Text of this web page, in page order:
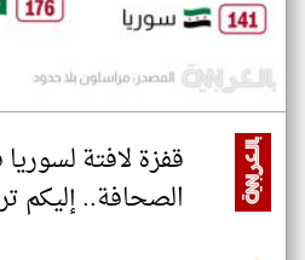
قفزة لافتة
الصحافة.. إليكم